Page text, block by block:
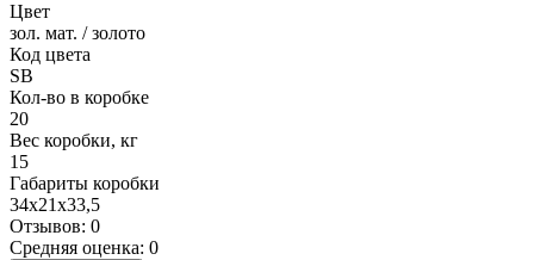
Цвет
зол. мат. / золото
Код цвета
SB
Кол-во в коробке
20
Вес коробки, кг
15
Габариты коробки
34х21х33,5
Отзывов: 0
Средняя оценка: 0